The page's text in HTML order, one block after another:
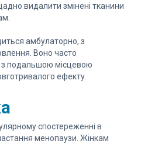
видалити змінені тканини
амбулаторно, з
Воно часто
з подальшою місцевою
ефекту.
спостереженні в
менопаузи. Жінкам